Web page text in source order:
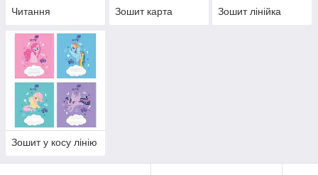
Читання Зошит карта Зошит лінійка
Зошит у косу лінію